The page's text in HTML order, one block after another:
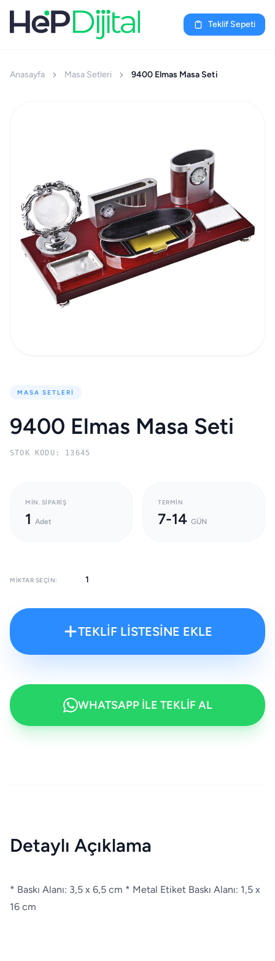
Teklif Sepeti
Anasayfa Masa Setleri 9400 Elmas Masa Seti
MASA SETLERI
9400 Elmas Masa Seti
STOK KODU: 13645
MIN. SIPARIŞ
1 Adet
TERMIN
7-14 GÜN
MIKTAR SEÇIN:
TEKLİF LİSTESİNE EKLE
WHATSAPP İLE TEKLİF AL
Detaylı Açıklama
* Baskı Alanı: 3,5 x 6,5 cm * Metal Etiket Baskı Alanı: 1,5 x
16 cm